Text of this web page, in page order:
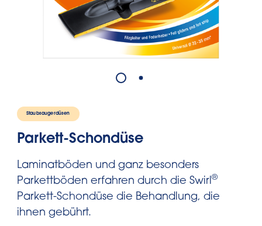
Staubsaugerdüsen
Parkett-Schondüse
Laminatböden und ganz besonders
Parkettböden erfahren durch die Swirl®
Parkett-Schondüse die Behandlung, die
ihnen gebührt.